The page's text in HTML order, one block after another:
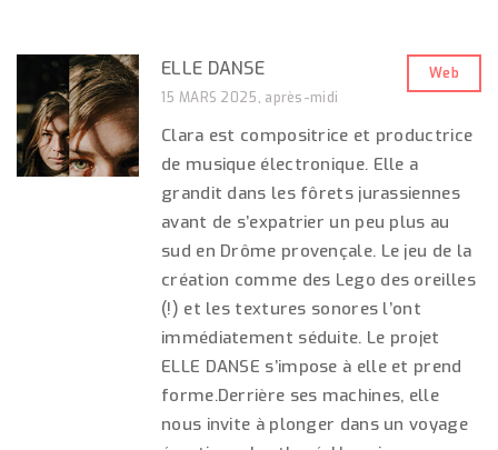
ELLE DANSE
Web
15 MARS 2025, après-midi
Clara est compositrice et productrice
de musique électronique. Elle a
grandit dans les fôrets jurassiennes
avant de s’expatrier un peu plus au
sud en Drôme provençale. Le jeu de la
création comme des Lego des oreilles
(!) et les textures sonores l’ont
immédiatement séduite. Le projet
ELLE DANSE s’impose à elle et prend
forme.Derrière ses machines, elle
nous invite à plonger dans un voyage